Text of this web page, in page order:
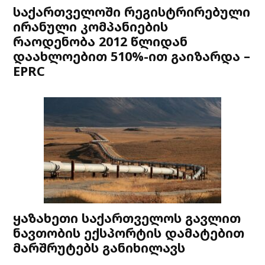
საქართველოში რეგისტრირებული
ირანული კომპანიების
რაოდენობა 2012 წლიდან
დაახლოებით 510%-ით გაიზარდა –
EPRC
ყაზახეთი საქართველოს გავლით
ნავთობის ექსპორტის დამატებით
მარშრუტებს განიხილავს